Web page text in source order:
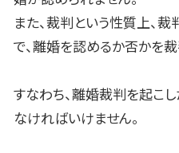
また、裁判という性質上、
で、離婚を認めるか否かを
すなわち、離婚裁判を起こ
なければいけません。